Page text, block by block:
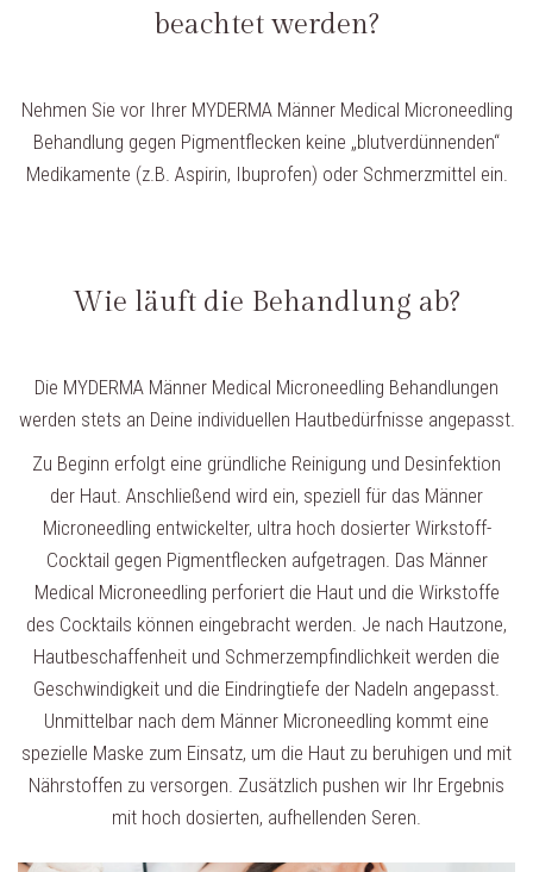
beachtet werden?
Nehmen Sie vor Ihrer MYDERMA Männer Medical Microneedling
Behandlung gegen Pigmentflecken keine „blutverdünnenden“
Medikamente (z.B. Aspirin, Ibuprofen) oder Schmerzmittel ein.
Wie läuft die Behandlung ab?
Die MYDERMA Männer Medical Microneedling Behandlungen
werden stets an Deine individuellen Hautbedürfnisse angepasst.
Zu Beginn erfolgt eine gründliche Reinigung und Desinfektion
der Haut. Anschließend wird ein, speziell für das Männer
Microneedling entwickelter, ultra hoch dosierter Wirkstoff-
Cocktail gegen Pigmentflecken aufgetragen. Das Männer
Medical Microneedling perforiert die Haut und die Wirkstoffe
des Cocktails können eingebracht werden. Je nach Hautzone,
Hautbeschaffenheit und Schmerzempfindlichkeit werden die
Geschwindigkeit und die Eindringtiefe der Nadeln angepasst.
Unmittelbar nach dem Männer Microneedling kommt eine
spezielle Maske zum Einsatz, um die Haut zu beruhigen und mit
Nährstoffen zu versorgen. Zusätzlich pushen wir Ihr Ergebnis
mit hoch dosierten, aufhellenden Seren.